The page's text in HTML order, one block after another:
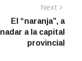
Next
post:
El “naranja”, a
nadar a la capital
provincial